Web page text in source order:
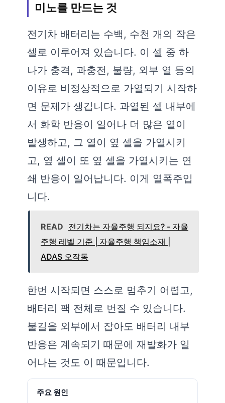
미노를 만드는 것
전기차 배터리는 수백, 수천 개의 작은
셀로 이루어져 있습니다. 이 셀 중 하
나가 충격, 과충전, 불량, 외부 열 등의
이유로 비정상적으로 가열되기 시작하
면 문제가 생깁니다. 과열된 셀 내부에
서 화학 반응이 일어나 더 많은 열이
발생하고, 그 열이 옆 셀을 가열시키
고, 옆 셀이 또 옆 셀을 가열시키는 연
쇄 반응이 일어납니다. 이게 열폭주입
니다.
READ 전기차는 자율주행 되지요? - 자율
주행 레벨 기준 | 자율주행 책임소재 |
ADAS 오작동
한번 시작되면 스스로 멈추기 어렵고,
배터리 팩 전체로 번질 수 있습니다.
불길을 외부에서 잡아도 배터리 내부
반응은 계속되기 때문에 재발화가 일
어나는 것도 이 때문입니다.
주요 원인